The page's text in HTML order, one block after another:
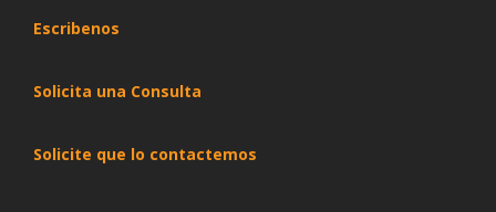
Escribenos
Solicita una Consulta
Solicite que lo contactemos